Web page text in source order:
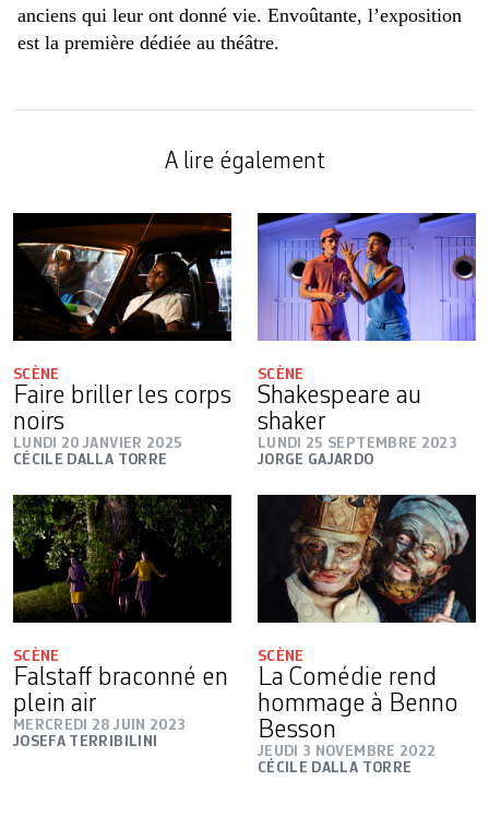
anciens qui leur ont donné vie. Envoûtante, l’exposition
est la première dédiée au théâtre.
A lire également
SCÈNE
Faire briller les corps
noirs
LUNDI 20 JANVIER 2025
CÉCILE DALLA TORRE
SCÈNE
Shakespeare au
shaker
LUNDI 25 SEPTEMBRE 2023
JORGE GAJARDO
SCÈNE
Falstaff braconné en
plein air
MERCREDI 28 JUIN 2023
JOSEFA TERRIBILINI
SCÈNE
La Comédie rend
hommage à Benno
Besson
JEUDI 3 NOVEMBRE 2022
CÉCILE DALLA TORRE